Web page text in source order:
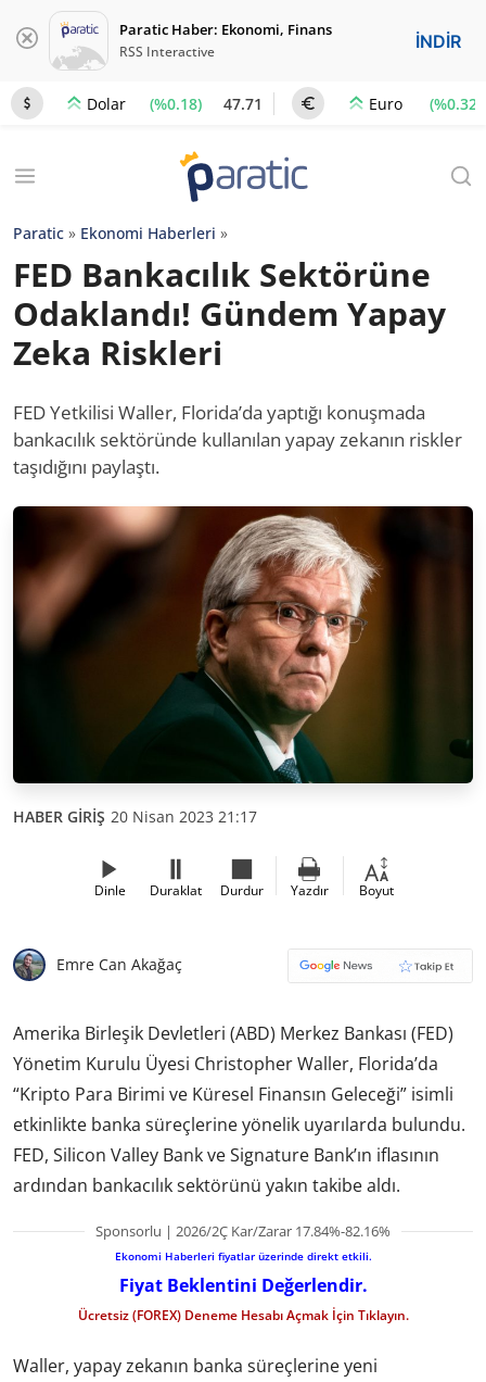
Paratic Haber: Ekonomi, Finans
RSS Interactive İNDİR
Dolar (%0.18) 47.71 Euro (%0.32)
Paratic » Ekonomi Haberleri »
FED Bankacılık Sektörüne
Odaklandı! Gündem Yapay
Zeka Riskleri
FED Yetkilisi Waller, Florida’da yaptığı konuşmada
bankacılık sektöründe kullanılan yapay zekanın riskler
taşıdığını paylaştı.
HABER GİRİŞ 20 Nisan 2023 21:17
Dinle Duraklat Durdur Yazdır Boyut
Emre Can Akağaç
Amerika Birleşik Devletleri (ABD) Merkez Bankası (FED)
Yönetim Kurulu Üyesi Christopher Waller, Florida’da
“Kripto Para Birimi ve Küresel Finansın Geleceği” isimli
etkinlikte banka süreçlerine yönelik uyarılarda bulundu.
FED, Silicon Valley Bank ve Signature Bank’ın iflasının
ardından bankacılık sektörünü yakın takibe aldı.
Sponsorlu | 2026/2Ç Kar/Zarar 17.84%-82.16%
Ekonomi Haberleri fiyatlar üzerinde direkt etkili.
Fiyat Beklentini Değerlendir.
Ücretsiz (FOREX) Deneme Hesabı Açmak İçin Tıklayın.
Waller, yapay zekanın banka süreçlerine yeni